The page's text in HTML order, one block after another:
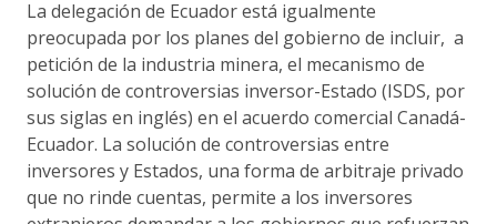
La delegación de Ecuador está igualmente
preocupada por los planes del gobierno de incluir, a
petición de la industria minera, el mecanismo de
solución de controversias inversor-Estado (ISDS, por
sus siglas en inglés) en el acuerdo comercial Canadá-
Ecuador. La solución de controversias entre
inversores y Estados, una forma de arbitraje privado
que no rinde cuentas, permite a los inversores